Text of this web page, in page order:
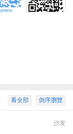
倒序瀏覽
看全部
沙发